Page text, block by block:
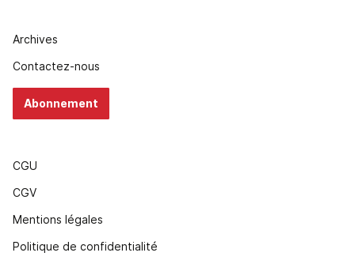
Archives
Contactez-nous
Abonnement
CGU
CGV
Mentions légales
Politique de confidentialité